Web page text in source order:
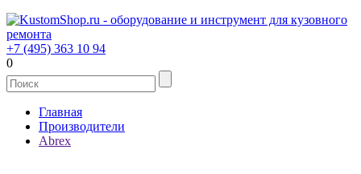
+7 (495) 363 10 94
0
Главная
Производители
Abrex